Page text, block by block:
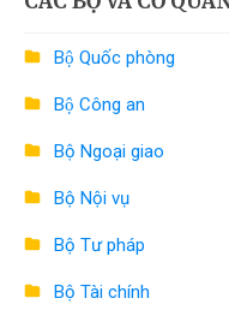
Bộ Quốc phòng
Bộ Công an
Bộ Ngoại giao
Bộ Nội vụ
Bộ Tư pháp
Bộ Tài chính